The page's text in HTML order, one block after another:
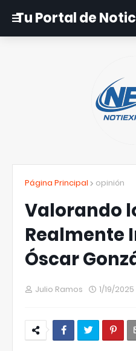
Tu Portal de
Página Principal opinión
Valorando
Realmente
Óscar
Julio Ramos 1/19/